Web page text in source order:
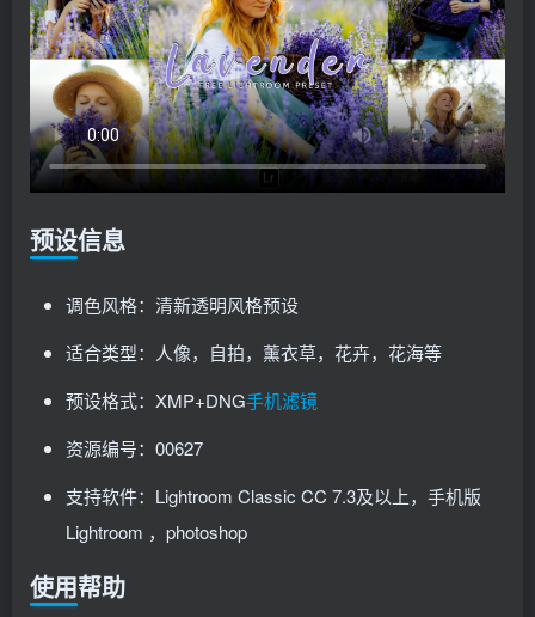
预设信息
调色风格：清新透明风格预设
适合类型：人像，自拍，薰衣草，花卉，花海等
预设格式：XMP+DNG手机滤镜
资源编号：00627
支持软件：Lightroom Classic CC 7.3及以上，手机版
Lightroom ，photoshop
使用帮助